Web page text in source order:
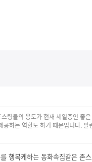
팅들의 용도가 현재 세일중인 좋
하는 역할도 하기 때문입니다.
행복케하는 동화속집같은 존